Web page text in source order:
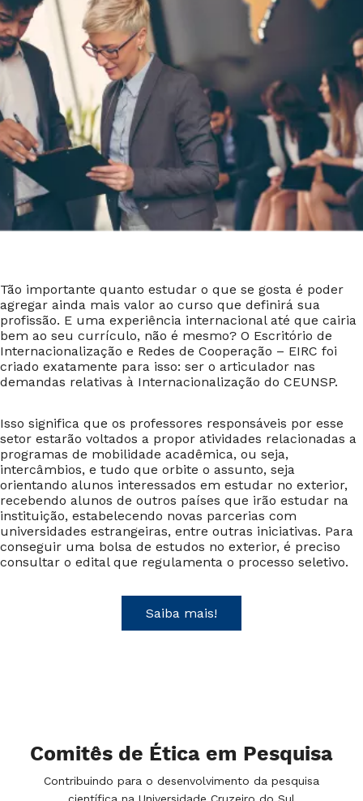
Tão importante quanto estudar o que se gosta é poder
agregar ainda mais valor ao curso que definirá sua
profissão. E uma experiência internacional até que cairia
bem ao seu currículo, não é mesmo? O Escritório de
Internacionalização e Redes de Cooperação – EIRC foi
criado exatamente para isso: ser o articulador nas
demandas relativas à Internacionalização do CEUNSP.
Isso significa que os professores responsáveis por esse
setor estarão voltados a propor atividades relacionadas a
programas de mobilidade acadêmica, ou seja,
intercâmbios, e tudo que orbite o assunto, seja
orientando alunos interessados em estudar no exterior,
recebendo alunos de outros países que irão estudar na
instituição, estabelecendo novas parcerias com
universidades estrangeiras, entre outras iniciativas. Para
conseguir uma bolsa de estudos no exterior, é preciso
consultar o edital que regulamenta o processo seletivo.
Saiba mais!
Comitês de Ética em Pesquisa
Contribuindo para o desenvolvimento da pesquisa